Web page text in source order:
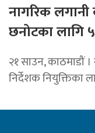
नागरिक लगानी
छनोटका लागि
२१ साउन, काठमाडौं
निर्देशक नियुक्तिका